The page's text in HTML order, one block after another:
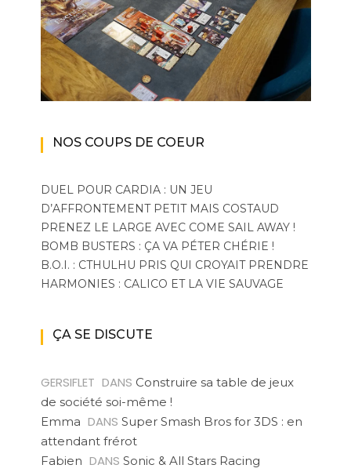
NOS COUPS DE COEUR
DUEL POUR CARDIA : UN JEU
D’AFFRONTEMENT PETIT MAIS COSTAUD
PRENEZ LE LARGE AVEC COME SAIL AWAY !
BOMB BUSTERS : ÇA VA PÉTER CHÉRIE !
B.O.I. : CTHULHU PRIS QUI CROYAIT PRENDRE
HARMONIES : CALICO ET LA VIE SAUVAGE
ÇA SE DISCUTE
GERSIFLET DANS Construire sa table de jeux
de société soi-même !
Emma DANS Super Smash Bros for 3DS : en
attendant frérot
Fabien DANS Sonic & All Stars Racing